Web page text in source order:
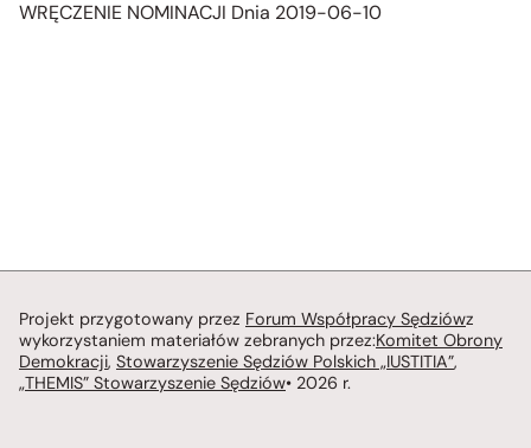
WRĘCZENIE NOMINACJI Dnia 2019-06-10
Projekt przygotowany przez Forum Współpracy Sędziówz
wykorzystaniem materiałów zebranych przez:Komitet Obrony
Demokracji, Stowarzyszenie Sędziów Polskich „IUSTITIA”,
„THEMIS” Stowarzyszenie Sędziów• 2026 r.